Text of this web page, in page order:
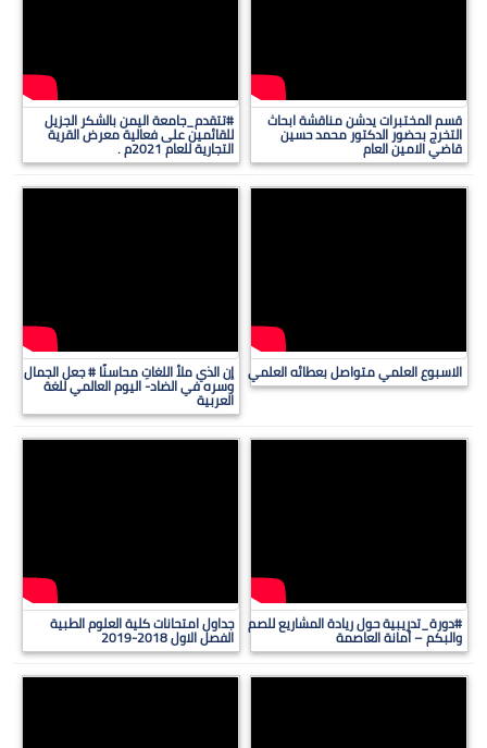
قسم المختبرات يدشن مناقشة ابحاث
التخرج بحضور الدكتور محمد حسين
قاضي الامين العام
#تتقدم_جامعة اليمن بالشكر الجزيل
للقائمين على فعالية معرض القرية
التجارية للعام 2021م .
الاسبوع العلمي متواصل بعطائه العلمي إن الذي ملأ اللغاتِ محاسنًا # جعل الجمال
وسره في الضاد- اليوم العالمي للغة
العربية
#دورة_تدريبية حول ريادة المشاريع للصم
والبكم – أمانة العاصمة
جداول امتحانات كلية العلوم الطبية
الفصل الاول 2018-2019